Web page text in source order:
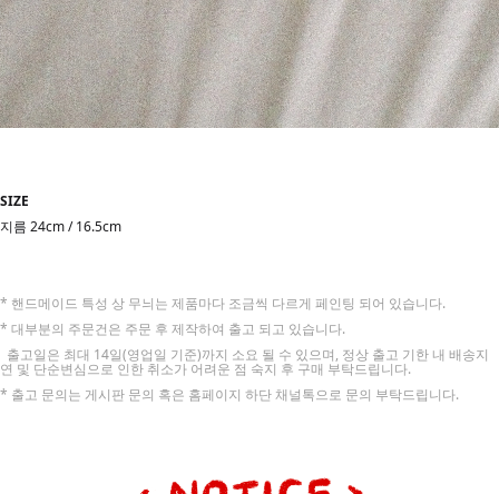
SIZE
지름 24cm / 16.5cm
* 핸드메이드 특성 상 무늬는 제품마다 조금씩 다르게 페인팅 되어 있습니다.
* 대부분의 주문건은 주문 후 제작하여 출고 되고 있습니다.
출고일은 최대 14일(영업일 기준)까지 소요 될 수 있으며, 정상 출고 기한 내 배송지
연 및 단순변심으로 인한 취소가 어려운 점 숙지 후 구매 부탁드립니다.
* 출고 문의는 게시판 문의 혹은 홈페이지 하단 채널톡으로 문의 부탁드립니다.